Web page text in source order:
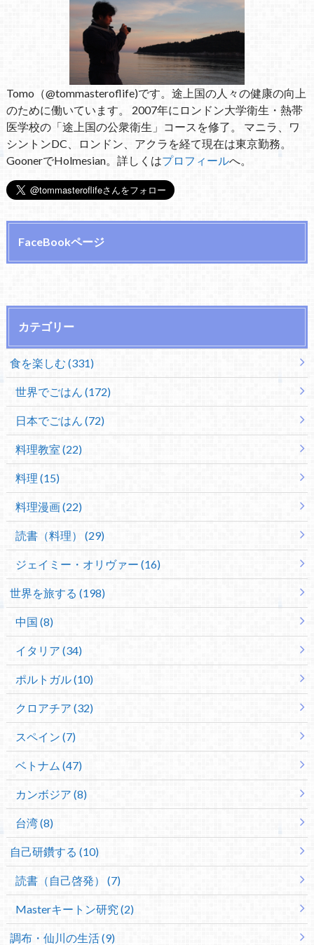
Tomo（@tommasteroflife)です。途上国の人々の健康の向上
のために働いています。 2007年にロンドン大学衛生・熱帯
医学校の「途上国の公衆衛生」コースを修了。 マニラ、ワ
シントンDC、ロンドン、アクラを経て現在は東京勤務。
GoonerでHolmesian。詳しくはプロフィールへ。
FaceBookページ
カテゴリー
食を楽しむ (331)
世界でごはん (172)
日本でごはん (72)
料理教室 (22)
料理 (15)
料理漫画 (22)
読書（料理） (29)
ジェイミー・オリヴァー (16)
世界を旅する (198)
中国 (8)
イタリア (34)
ポルトガル (10)
クロアチア (32)
スペイン (7)
ベトナム (47)
カンボジア (8)
台湾 (8)
自己研鑽する (10)
読書（自己啓発） (7)
Masterキートン研究 (2)
調布・仙川の生活 (9)